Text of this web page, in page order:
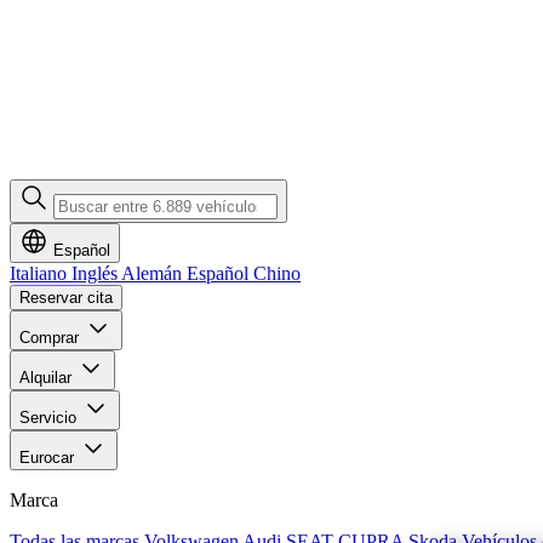
Español
Italiano InglésAlemán Español Chino
Reservar cita
Comprar
Alquilar
Servicio
Eurocar
Marca